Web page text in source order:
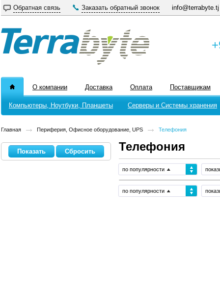
Обратная связь Заказать обратный звонок info@terrabyte.tj
О компании Доставка Оплата Поставщикам
Компьютеры, Ноутбуки, Планшеты Серверы и Системы хранения
Главная Периферия, Офисное оборудование, UPS Телефония
Телефония
по популярности
по популярности